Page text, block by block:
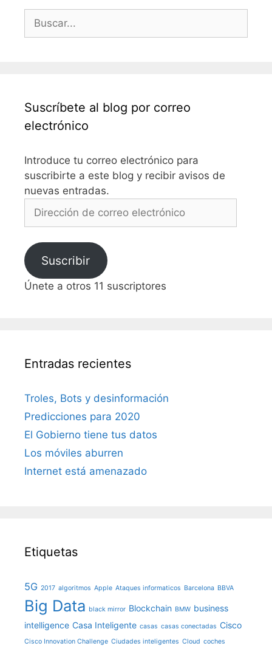
Suscríbete al blog por correo
electrónico
Introduce tu correo electrónico para
suscribirte a este blog y recibir avisos de
nuevas entradas.
de
electrónico
Suscribir
Únete a otros 11 suscriptores
Entradas recientes
Troles, Bots y desinformación
Predicciones para 2020
El Gobierno tiene tus datos
Los móviles aburren
Internet está amenazado
Etiquetas
5G 2017 algoritmos Apple Ataques informaticos Barcelona BBVA
Big Data black mirror Blockchain BMW business
intelligence Casa Inteligente casas casas conectadas Cisco
Cisco Innovation Challenge Ciudades inteligentes Cloud coches